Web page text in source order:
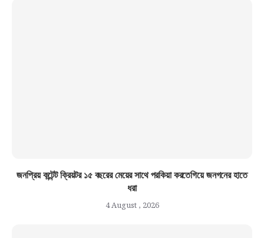
জনপ্রিয় কন্টেন্ট ক্রিয়টর ১৫ বছরের মেয়ের সাথে পরকিয়া করতেগিয়ে জনগনের হাতে
ধরা
4 August , 2026